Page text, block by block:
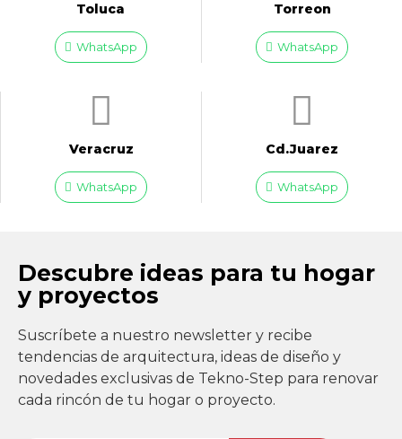
Toluca
WhatsApp
Torreon
WhatsApp
Veracruz
WhatsApp
Cd.Juarez
WhatsApp
Descubre ideas para tu hogar
y proyectos
Suscríbete a nuestro newsletter y recibe
tendencias de arquitectura, ideas de diseño y
novedades exclusivas de Tekno-Step para renovar
cada rincón de tu hogar o proyecto.